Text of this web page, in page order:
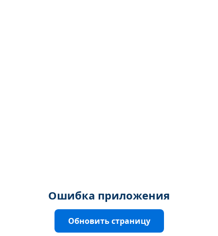
Ошибка приложения
Обновить страницу